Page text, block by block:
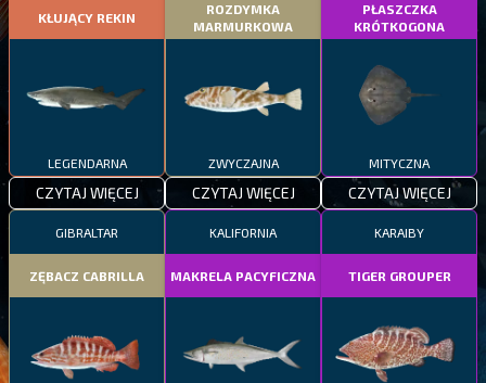
KŁUJĄCY REKIN
LEGENDARNA
CZYTAJ WIĘCEJ
ROZDYMKA
MARMURKOWA
ZWYCZAJNA
CZYTAJ WIĘCEJ
PŁASZCZKA
KRÓTKOGONA
MITYCZNA
CZYTAJ WIĘCEJ
GIBRALTAR
ZĘBACZ CABRILLA
KALIFORNIA
MAKRELA PACYFICZNA
KARAIBY
TIGER GROUPER